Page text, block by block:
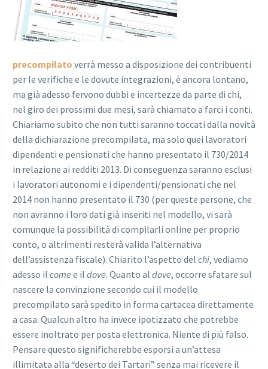
precompilato verrà messo a disposizione dei contribuenti
per le verifiche e le dovute integrazioni, è ancora lontano,
ma già adesso fervono dubbi e incertezze da parte di chi,
nel giro dei prossimi due mesi, sarà chiamato a farci i conti.
Chiariamo subito che non tutti saranno toccati dalla novità
della dichiarazione precompilata, ma solo quei lavoratori
dipendenti e pensionati che hanno presentato il 730/2014
in relazione ai redditi 2013. Di conseguenza saranno esclusi
i lavoratori autonomi e i dipendenti/pensionati che nel
2014 non hanno presentato il 730 (per queste persone, che
non avranno i loro dati già inseriti nel modello, vi sarà
comunque la possibilità di compilarli online per proprio
conto, o altrimenti resterà valida l’alternativa
dell’assistenza fiscale). Chiarito l’aspetto del chi, vediamo
adesso il come e il dove. Quanto al dove, occorre sfatare sul
nascere la convinzione secondo cui il modello
precompilato sarà spedito in forma cartacea direttamente
a casa. Qualcun altro ha invece ipotizzato che potrebbe
essere inoltrato per posta elettronica. Niente di più falso.
Pensare questo significherebbe esporsi a un’attesa
illimitata alla “deserto dei Tartari” senza mai ricevere il